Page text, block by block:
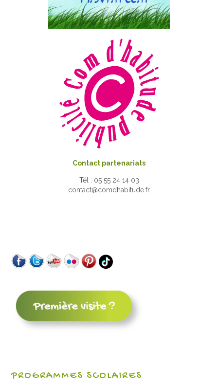
Contact partenariats
Tél : 05 55 24 14 03
contact@comdhabitude.fr
PROGRAMMES SCOLAIRES